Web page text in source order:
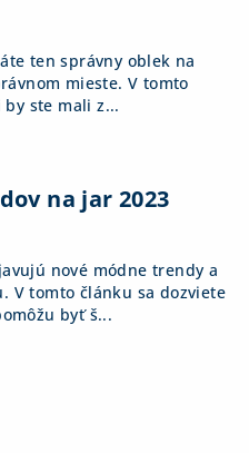
ten správny oblek na
mieste. V tomto
ste mali z...
na jar 2023
nové módne trendy a
V tomto článku sa dozviete
byť š...